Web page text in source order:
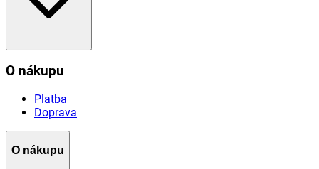
O nákupu
Platba
Doprava
O nákupu